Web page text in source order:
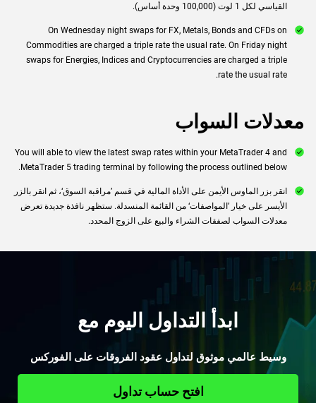
القياسي لكل 1 لوت (100,000 ‏وحدة أساس).‏‎
On Wednesday night swaps for FX, Metals, Bonds and CFDs on
Commodities are charged a triple rate the usual rate. On Friday night
swaps for Energies, Indices and Cryptocurrencies are charged a triple
rate the usual rate.
You will able to view the latest swap rates within your MetaTrader 4 and
MetaTrader 5 trading terminal by following the process outlined below.
‎انقر بزر ‏الماوس الأيمن على الأداة المالية في قسم ’مراقبة ‏السوق‘، ثم انقر بالزر
الأيسر على خيار ’المواصفات‘ ‏من القائمة المنسدلة. ستظهر نافذة جديدة تعرض
معدلات ‏السواب لصفقات الشراء والبيع على الزوج المحدد.‏‎
ابدأ التداول اليوم مع
وسيط عالمي موثوق لتداول عقود الفروقات على الفوركس
افتح حساب تداول